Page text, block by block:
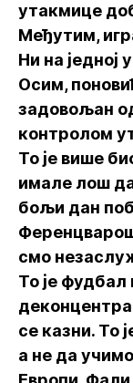
утакмице
Међутим,
Ни на једној
Осим,
задовољан
контролом
То је више
имале лош
бољи дан
смо
То је фудбал
се казни. То
а не да